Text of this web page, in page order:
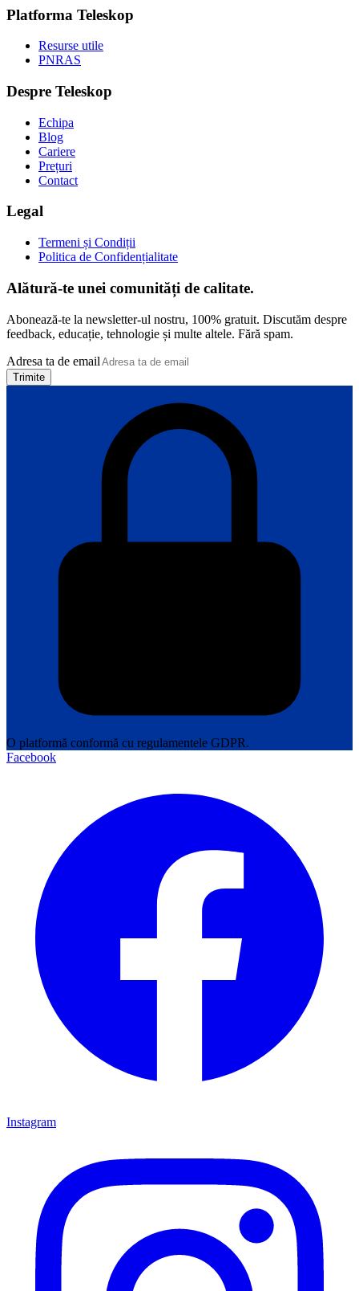
Platforma Teleskop
Resurse utile
PNRAS
Despre Teleskop
Echipa
Blog
Cariere
Prețuri
Contact
Legal
Termeni și Condiții
Politica de Confidențialitate
Alătură-te unei comunități de calitate.
Abonează-te la newsletter-ul nostru, 100% gratuit. Discutăm despre
feedback, educație, tehnologie și multe altele. Fără spam.
Adresa ta de email
Trimite
O platformă conformă cu regulamentele GDPR.
Facebook
Instagram